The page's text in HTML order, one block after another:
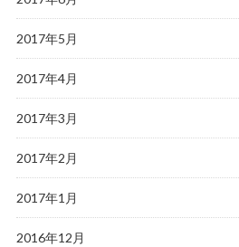
2017年5月
2017年4月
2017年3月
2017年2月
2017年1月
2016年12月